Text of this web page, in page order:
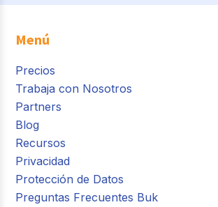
Menú
Precios
Trabaja con Nosotros
Partners
Blog
Recursos
Privacidad
Protección de Datos
Preguntas Frecuentes Buk